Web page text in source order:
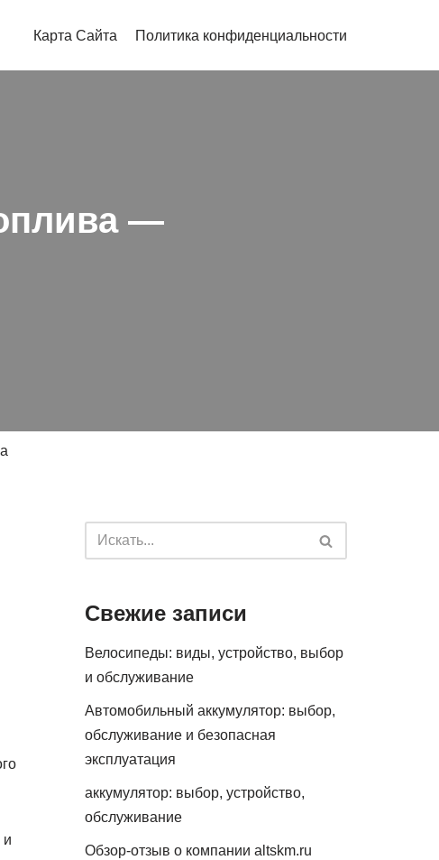
Карта Сайта Политика конфиденциальности
—
и
Свежие записи
Велосипеды: виды, устройство, выбор
и обслуживание
Автомобильный аккумулятор: выбор,
обслуживание и безопасная
эксплуатация
аккумулятор: выбор, устройство,
обслуживание
Обзор-отзыв о компании altskm.ru